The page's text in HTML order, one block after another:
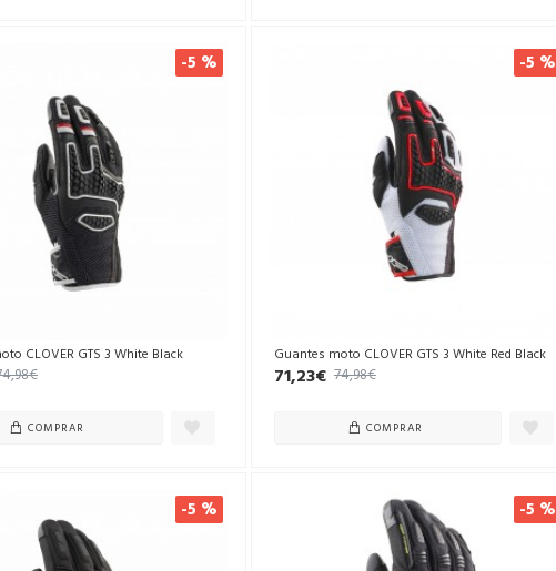
-5 %
CLOVER GTS 3 White Black
COMPRAR
-5 %
Guantes moto CLOVER GTS 3 White Red Black
71,23€ 74,98€
COMPRAR
-5 % -5 %